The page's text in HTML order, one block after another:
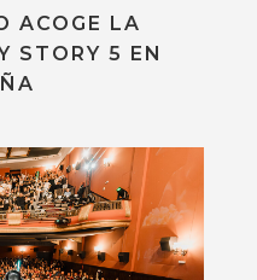
ACOGE LA
STORY 5 EN